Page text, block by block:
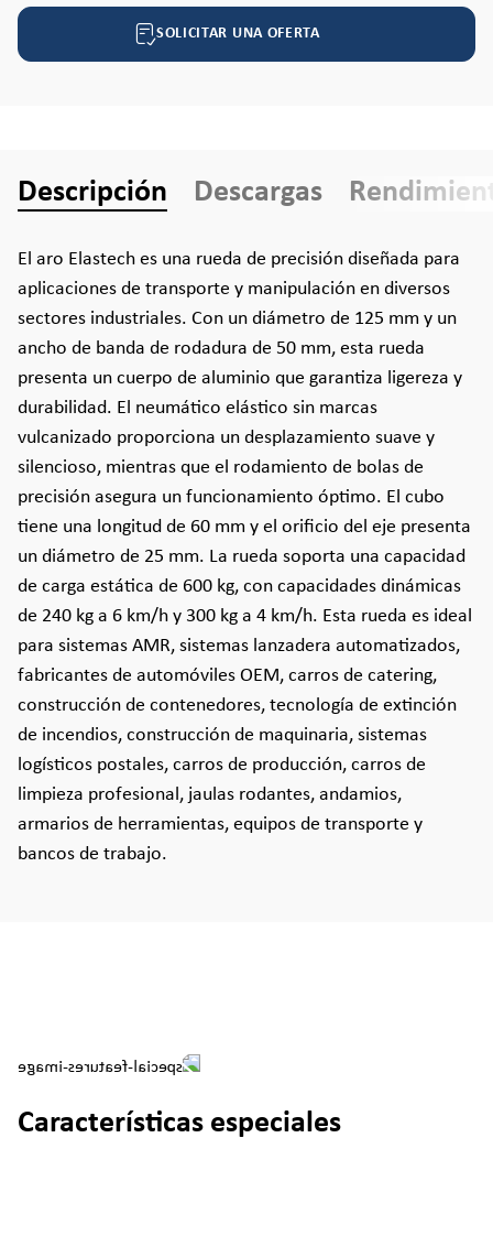
SOLICITAR UNA OFERTA
Descripción Descargas
El aro Elastech es una rueda de precisión diseñada para
aplicaciones de transporte y manipulación en diversos
sectores industriales. Con un diámetro de 125 mm y un
ancho de banda de rodadura de 50 mm, esta rueda
presenta un cuerpo de aluminio que garantiza ligereza y
durabilidad. El neumático elástico sin marcas
vulcanizado proporciona un desplazamiento suave y
silencioso, mientras que el rodamiento de bolas de
precisión asegura un funcionamiento óptimo. El cubo
tiene una longitud de 60 mm y el orificio del eje presenta
un diámetro de 25 mm. La rueda soporta una capacidad
de carga estática de 600 kg, con capacidades dinámicas
de 240 kg a 6 km/h y 300 kg a 4 km/h. Esta rueda es ideal
para sistemas AMR, sistemas lanzadera automatizados,
fabricantes de automóviles OEM, carros de catering,
construcción de contenedores, tecnología de extinción
de incendios, construcción de maquinaria, sistemas
logísticos postales, carros de producción, carros de
limpieza profesional, jaulas rodantes, andamios,
armarios de herramientas, equipos de transporte y
bancos de trabajo.
Características especiales